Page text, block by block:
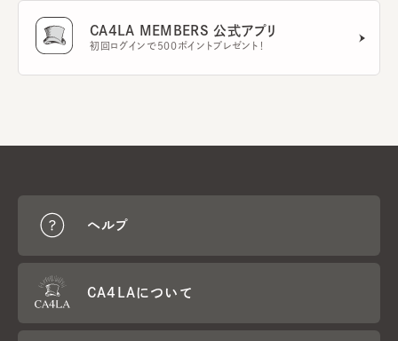
CA4LA MEMBERS 公式アプリ
初回ログインで500ポイントプレゼント！
ヘルプ
CA4LAについて